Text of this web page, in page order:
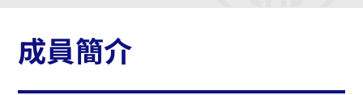
成員簡介